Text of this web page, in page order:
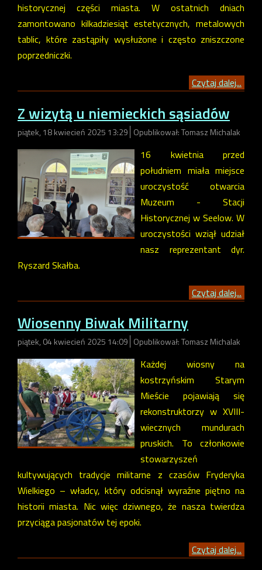
historycznej części miasta. W ostatnich dniach
zamontowano kilkadziesiąt estetycznych, metalowych
tablic, które zastąpiły wysłużone i często zniszczone
poprzedniczki.
Czytaj dalej...
Z wizytą u niemieckich sąsiadów
piątek, 18 kwiecień 2025 13:29 Opublikował: Tomasz Michalak
16 kwietnia przed
południem miała miejsce
uroczystość otwarcia
Muzeum - Stacji
Historycznej w Seelow. W
uroczystości wziął udział
nasz reprezentant dyr.
Ryszard Skałba.
Czytaj dalej...
Wiosenny Biwak Militarny
piątek, 04 kwiecień 2025 14:09 Opublikował: Tomasz Michalak
Każdej wiosny na
kostrzyńskim Starym
Mieście pojawiają się
rekonstruktorzy w XVIII-
wiecznych mundurach
pruskich. To członkowie
stowarzyszeń
kultywujących tradycje militarne z czasów Fryderyka
Wielkiego – władcy, który odcisnął wyraźne piętno na
historii miasta. Nic więc dziwnego, że nasza twierdza
przyciąga pasjonatów tej epoki.
Czytaj dalej...